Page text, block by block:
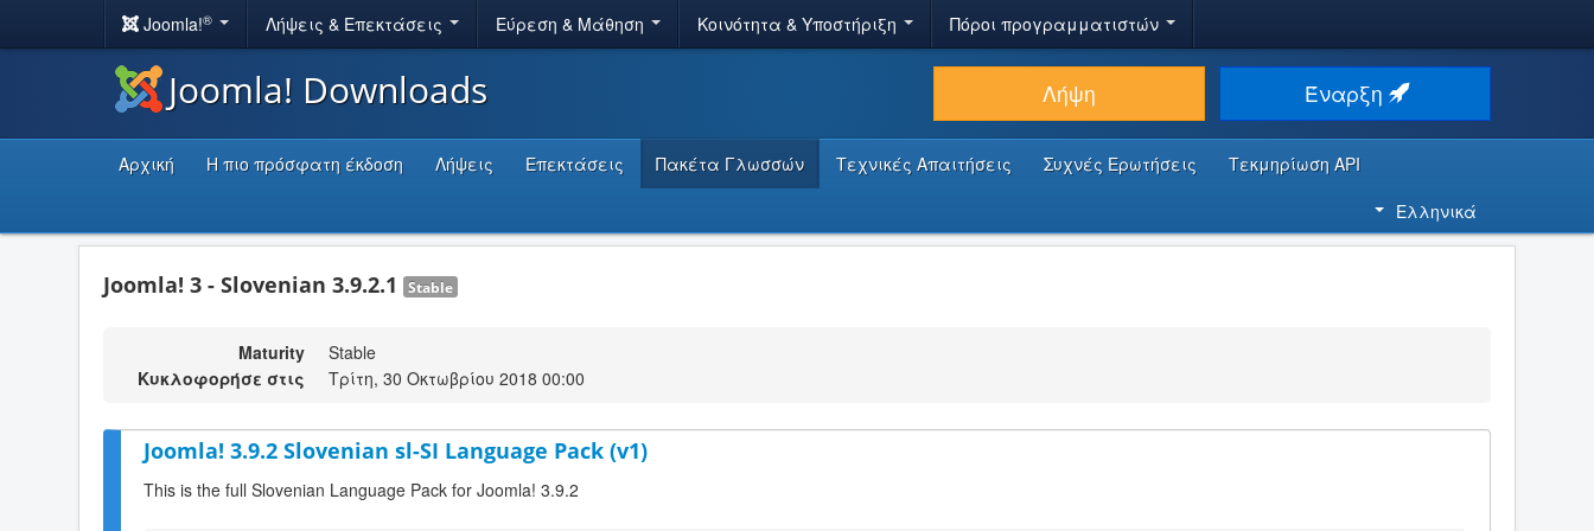
Joomla!® Λήψεις & Επεκτάσεις Εύρεση & Μάθηση Κοινότητα & Υποστήριξη Πόροι προγραμματιστών
Joomla! Downloads Λήψη Έναρξη
Αρχική Η πιο πρόσφατη έκδοση Λήψεις Επεκτάσεις Πακέτα Γλωσσών Τεχνικές Απαιτήσεις Συχνές Ερωτήσεις
Τεκμηρίωση API
Ελληνικά
Joomla! 3 - Slovenian 3.9.2.1 Stable
Maturity
Stable
Κυκλοφορήσε στις
Τρίτη, 30 Οκτωβρίου 2018 00:00
Joomla! 3.9.2 Slovenian sl-SI Language Pack (v1)
This is the full Slovenian Language Pack for Joomla! 3.9.2